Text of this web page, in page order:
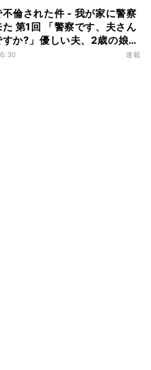
不倫された件 - 我が家に警察
第1回 「警察です、夫さん
か?」優しい夫、2歳の娘と
生活のはずが…
連載